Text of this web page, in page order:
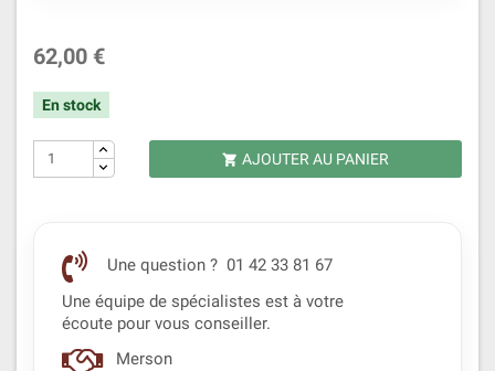
62,00 €
En stock
 AJOUTER AU PANIER
Une question ? 01 42 33 81 67
Une équipe de spécialistes est à votre
écoute pour vous conseiller.
Merson